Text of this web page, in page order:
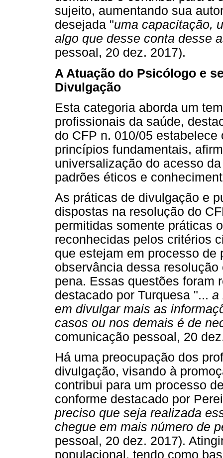
sujeito, aumentando sua
desejada "uma capacitação,
algo que desse conta desse
pessoal, 20 dez. 2017).
A Atuação do Psicólogo e
Divulgação
Esta categoria aborda um
profissionais da saúde,
do CFP n. 010/05
princípios fundamentais,
universalização do acesso
padrões éticos e
As práticas de divulgação e
dispostas na resolução do
permitidas somente práticas
reconhecidas pelos critérios
que estejam em processo de
observância dessa
pena. Essas questões foram
destacado por Turquesa "... a
em divulgar mais as
casos ou nos demais é de
comunicação pessoal, 20
Há uma preocupação dos
divulgação, visando à
contribui para um processo
conforme destacado por
preciso que seja realizada
chegue em mais número de
pessoal, 20 dez. 2017).
populacional, tendo como